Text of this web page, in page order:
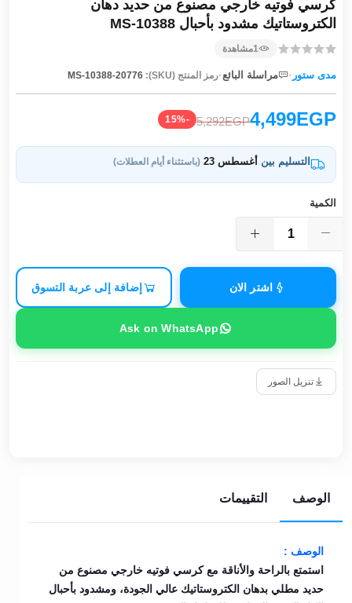
كرسي فوتيه خارجي مصنوع من حديد دهان
الكتروستاتيك مشدود بأحبال MS-10388
1مشاهدة
مدى ستور · مراسلة البائع·رمز المنتج (SKU): MS-10388-20776
4,499EGP
5,292EGP
-15%
التسليم بين أغسطس 23 (باستثناء أيام العطلات)
الكمية
اشتر الان إضافة إلى عربة التسوق
Ask on WhatsApp
تنزيل الصور
الوصف التقييمات
الوصف :
استمتع بالراحة والأناقة مع كرسي فوتيه خارجي مصنوع من
حديد مطلي بدهان الكتروستاتيك عالي الجودة، ومشدود بأحبال